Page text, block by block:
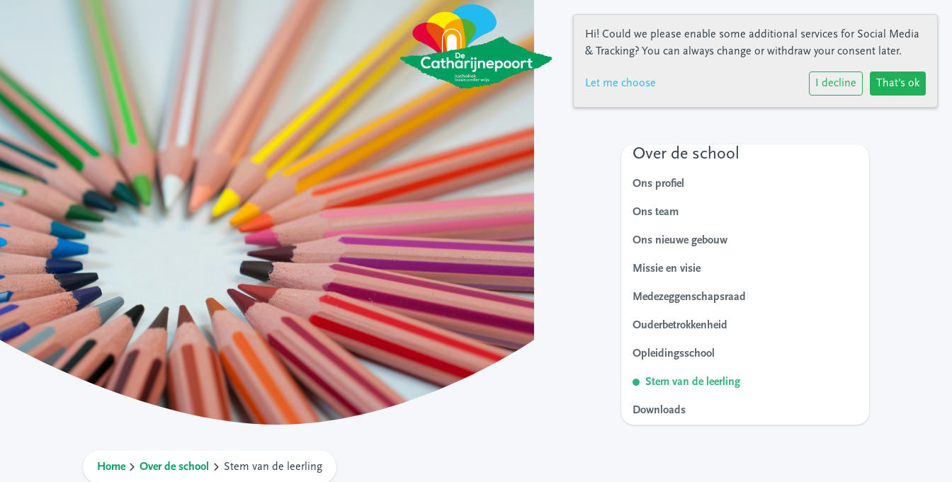
Home Over de school Stem van de leerling
Over de school
Ons profiel
Ons team
Ons nieuwe gebouw
Missie en visie
Medezeggenschapsraad
Ouderbetrokkenheid
Opleidingsschool
Stem van de leerling
Downloads
Hi! Could we please enable some additional services for Social Media
& Tracking? You can always change or withdraw your consent later.
Let me choose I decline That's ok